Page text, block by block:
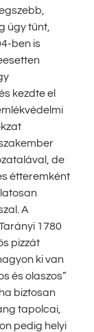
úgy tűnt,
ben is
kezdte el
de
étteremként
A
1780
pizzát
ki van
és olaszos”
biztosan
tapolcai,
pedig helyi